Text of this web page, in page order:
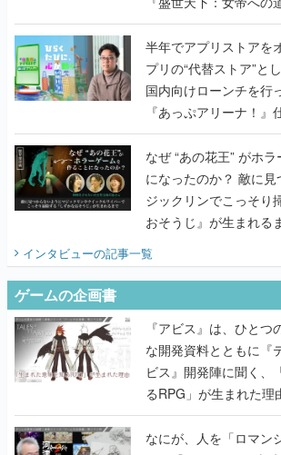
うこだわりをプロデュ
半年でアプリストアをオープ
プリの“代替ストア”と
国内向けローンチを行
『あっぷアリーナ！
てみた
なぜ “あの花王” がホ
になったのか？ 敵に見つからないようにマ
ジックリンでこっそり
おそうじ』が生まれる
インタビューの記事一覧
ゲームの企画書
『アビス』は、ひと
な開発資料とともに『
ビス』開発陣に聞く、
るRPG」が生まれた理
書】
なにが、人を「ロマン